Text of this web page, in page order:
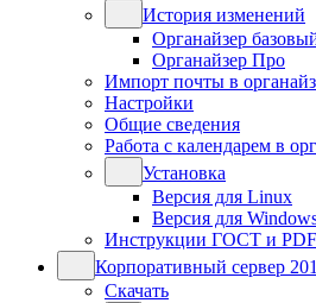
История изменений
Органайзер
Органайзер Про
Импорт почты в
Настройки
Общие сведения
Работа с календарем в
Установка
Версия для Linux
Версия для
Инструкции ГОСТ и PDF
Корпоративный сервер
Скачать